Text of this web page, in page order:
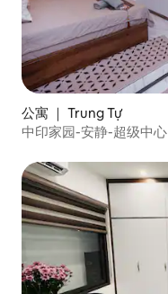
公寓 ｜ Trung Tự
中印家园-安静-超级中心